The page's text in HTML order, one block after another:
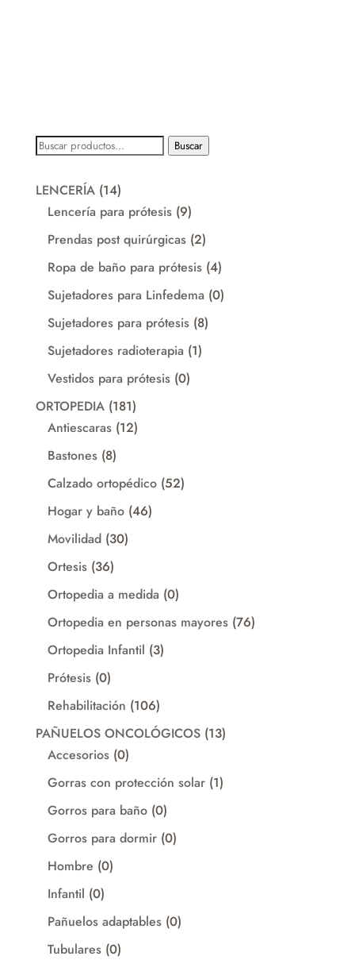
Buscar
Buscar
LENCERÍA 1414
productos
Lencería para prótesis 99
productos
Prendas post quirúrgicas 22
productos
Ropa de baño para prótesis 44
productos
Sujetadores para Linfedema 00
Sujetadores para prótesis 88
Sujetadores radioterapia 11
Vestidos para prótesis 00
ORTOPEDIA 181181
productos
Antiescaras 1212
Bastones 88
productos
Calzado ortopédico 5252
Hogar y baño 4646
Movilidad 3030
Ortesis 3636
productos
Ortopedia a medida 00
Ortopedia en personas mayores 7676
Ortopedia Infantil 33
Prótesis 00
productos
Rehabilitación 106106
productos
PAÑUELOS ONCOLÓGICOS 1313
Accesorios 00
productos
Gorras con protección solar 11
Gorros para baño 00
productos
Gorros para dormir 00
Hombre 00
Infantil 00
productos
Pañuelos adaptables 00
Tubulares 00